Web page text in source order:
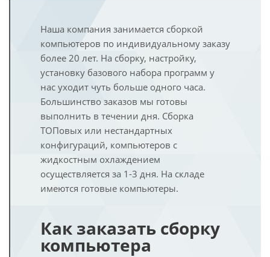
Наша компания занимается сборкой
компьютеров по индивидуальному заказу
более 20 лет. На сборку, настройку,
установку базового набора программ у
нас уходит чуть больше одного часа.
Большинство заказов мы готовы
выполнить в течении дня. Сборка
ТОПовых или нестандартных
конфигураций, компьютеров с
жидкостным охлаждением
осуществляется за 1-3 дня. На складе
имеются готовые компьютеры.
Как заказать сборку
компьютера